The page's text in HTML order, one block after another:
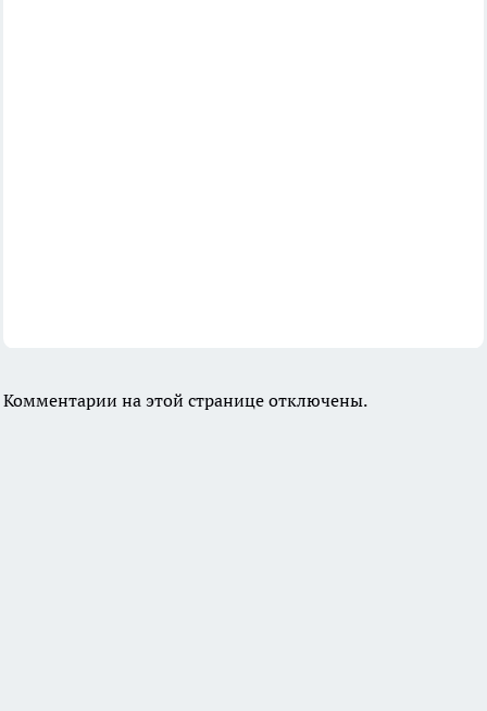
Комментарии на этой странице отключены.